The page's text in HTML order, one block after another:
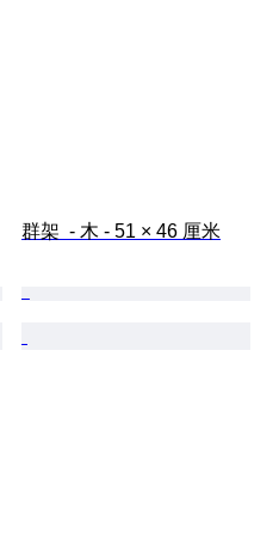
群架  - 木 - 51 × 46 厘米